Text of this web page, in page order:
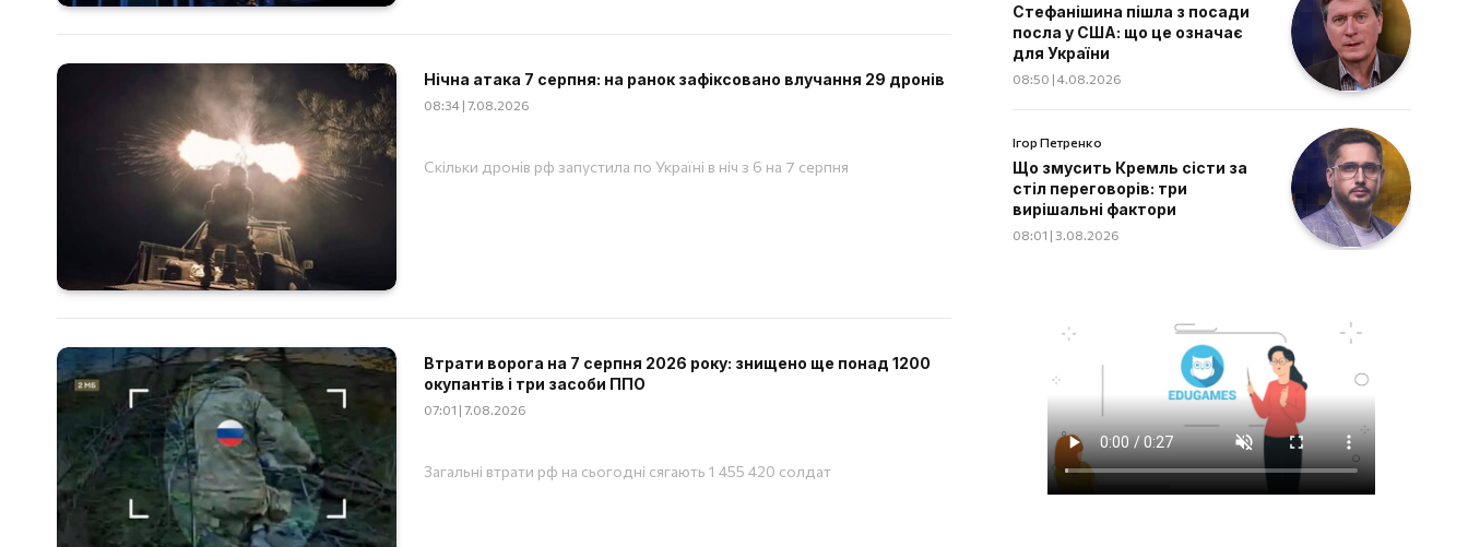
Нічна атака 7 серпня: на ранок зафіксовано влучання 29 дронів
08:34 | 7.08.2026
Скільки дронів рф запустила по Україні в ніч з 6 на 7 серпня
Втрати ворога на 7 серпня 2026 року: знищено ще понад 1200
окупантів і три засоби ППО
07:01 | 7.08.2026
Загальні втрати рф на сьогодні сягають 1 455 420 солдат
Стефанішина пішла з посади
посла у США: що це означає
для України
08:50 | 4.08.2026
Ігор Петренко
Що змусить Кремль сісти за
стіл переговорів: три
вирішальні фактори
08:01 | 3.08.2026